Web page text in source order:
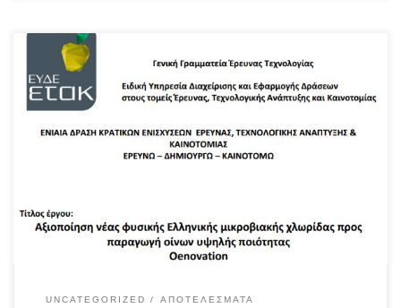
Δείτε την Αναλυτική παρουσίαση τελικών αποτελεσμάτων
UNCATEGORIZED ΑΠΟΤΕΛΈΣΜΑΤΑ